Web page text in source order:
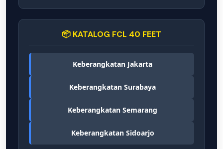
📦 KATALOG FCL 40 FEET
Keberangkatan Jakarta
Keberangkatan Surabaya
Keberangkatan Semarang
Keberangkatan Sidoarjo